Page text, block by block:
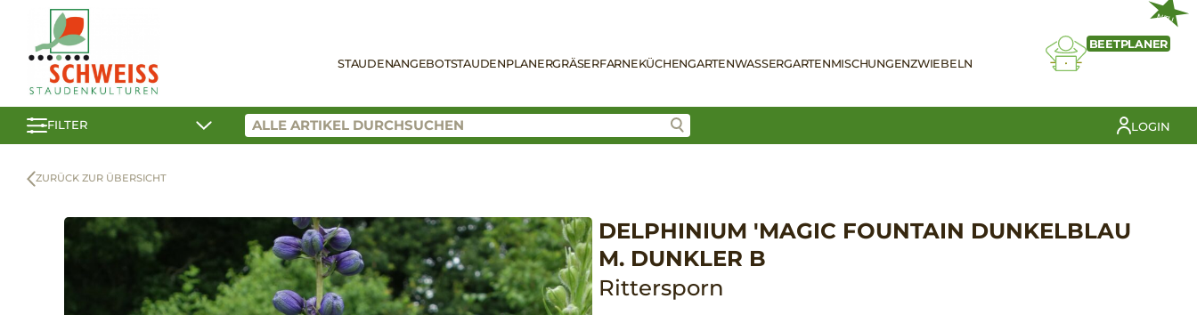
STAUDENANGEBOTSTAUDENPLANERGRÄSERFARNEKÜCHENGARTENWASSERGARTENMISCHUNGENZWIEBELN
NEU
BEETPLANER
FILTER LOGIN
ZURÜCK ZUR ÜBERSICHT
DELPHINIUM 'MAGIC FOUNTAIN DUNKELBLAU
M. DUNKLER B
Rittersporn